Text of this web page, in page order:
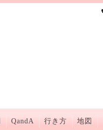
QandA 行き方 地図